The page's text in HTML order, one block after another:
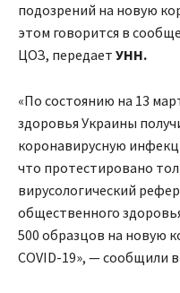
подозрений на новую
этом говорится в
ЦОЗ, передает УНН.
«По состоянию на 13
здоровья Украины
коронавирусную
что протестировано
вирусологический
общественного
500 образцов на новую
COVID-19», — сообщили